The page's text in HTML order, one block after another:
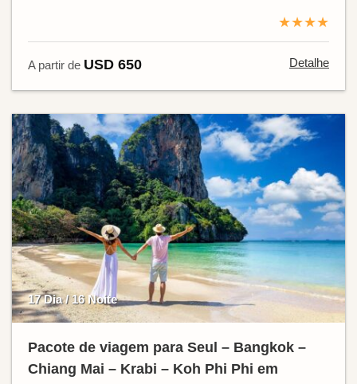
★★★★
A partir de USD 650 Detalhe
17 Dia / 16 Noite
Pacote de viagem para Seul – Bangkok –
Chiang Mai – Krabi – Koh Phi Phi em